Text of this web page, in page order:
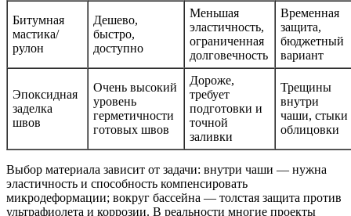
Битумная
мастика/
рулон
Дешево,
быстро,
доступно
Меньшая
эластичность,
ограниченная
долговечность
Временная
защита,
бюджетный
вариант
Эпоксидная
заделка
швов
Очень высокий
уровень
герметичности
готовых швов
Дороже,
требует
подготовки и
точной
заливки
Трещины
внутри
чаши, стыки
облицовки
Выбор материала зависит от задачи: внутри чаши — нужна
эластичность и способность компенсировать
микродеформации; вокруг бассейна — толстая защита против
ультрафиолета и коррозии. В реальности многие проекты